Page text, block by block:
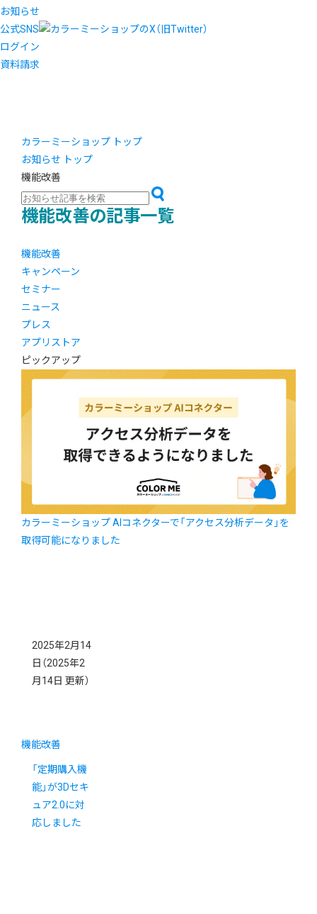
お知らせ
公式SNS
ログイン
資料請求
カラーミーショップ トップ
お知らせ トップ
機能改善
機能改善の記事一覧
機能改善
キャンペーン
セミナー
ニュース
プレス
アプリストア
ピックアップ
カラーミーショップ AIコネクターで「アクセス分析データ」を
取得可能になりました
2025年2月14
日 （2025年2
月14日 更新）
機能改善
「定期購入機
能」が3Dセキ
ュア2.0に対
応しました